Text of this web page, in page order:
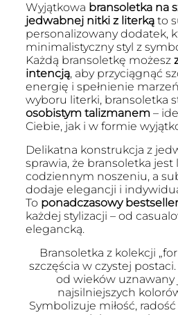
Wyjątkowa bransoletka na
jedwabnej nitki z literkąto
personalizowany dodatek,
minimalistyczny styl z
Każdą bransoletkę możesz
intencją, aby przyciągnąć
energię i spełnienie
wyboru literki, bransoletka
osobistym talizmanem –
Ciebie, jak i w formie
Delikatna konstrukcja z
sprawia, że bransoletka
codziennym noszeniu, a
dodaje elegancji i
To ponadczasowy bestseller
każdej stylizacji – od
elegancką.
Bransoletka z kolekcji
szczęścia w czystej
od wieków uznawany
najsilniejszych
Symbolizuje miłość,